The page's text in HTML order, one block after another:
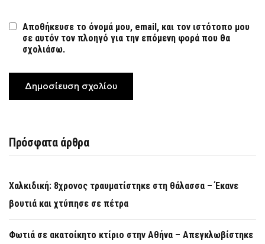
Αποθήκευσε το όνομά μου, email, και τον ιστότοπο μου
σε αυτόν τον πλοηγό για την επόμενη φορά που θα
σχολιάσω.
Πρόσφατα άρθρα
Χαλκιδική: 8χρονος τραυματίστηκε στη θάλασσα – Έκανε
βουτιά και χτύπησε σε πέτρα
Φωτιά σε ακατοίκητο κτίριο στην Αθήνα – Απεγκλωβίστηκε